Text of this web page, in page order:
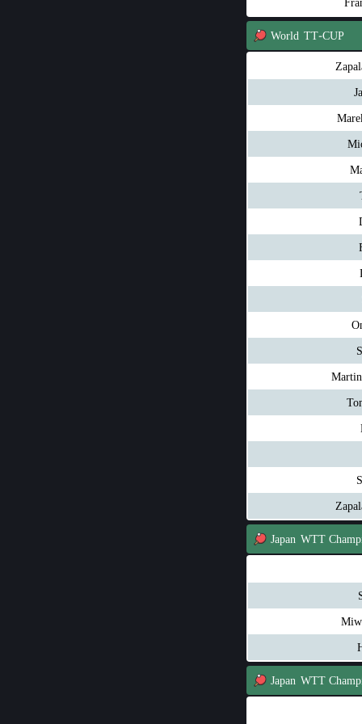
World TT-CUP
Japan WTT
Japan WTT